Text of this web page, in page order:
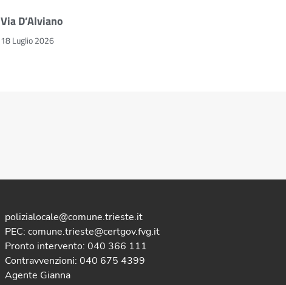
Via D’Alviano
18 Luglio 2026
polizialocale@comune.trieste.it
PEC: comune.trieste@certgov.fvg.it
Pronto intervento: 040 366 111
Contravvenzioni: 040 675 4399
Agente Gianna